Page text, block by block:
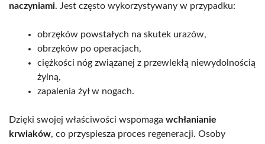
naczyniami. Jest często wykorzystywany w przypadku:
obrzęków powstałych na skutek urazów,
obrzęków po operacjach,
ciężkości nóg związanej z przewlekłą niewydolnością
żylną,
zapalenia żył w nogach.
Dzięki swojej właściwości wspomaga wchłanianie
krwiaków, co przyspiesza proces regeneracji. Osoby